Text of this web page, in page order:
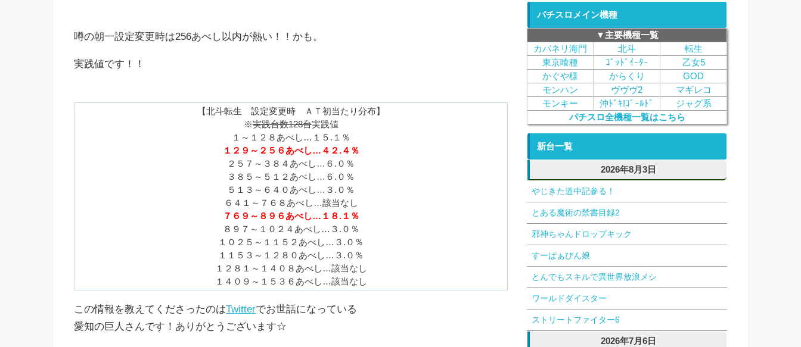
噂の朝一設定変更時は256あべし以内が熱い！！かも。
実践値です！！
【北斗転生 設定変更時 ＡＴ初当たり分布】
※実践台数128台実践値
１～１２８あべし…１５.１％
１２９～２５６あべし…４２.４％
２５７～３８４あべし…６.０％
３８５～５１２あべし…６.０％
５１３～６４０あべし…３.０％
６４１～７６８あべし…該当なし
７６９～８９６あべし…１８.１％
８９７～１０２４あべし…３.０％
１０２５～１１５２あべし…３.０％
１１５３～１２８０あべし…３.０％
１２８１～１４０８あべし…該当なし
１４０９～１５３６あべし…該当なし
この情報を教えてくださったのはTwitterでお世話になっている
愛知の巨人さんです！ありがとうございます☆
パチスロメイン機種
▼主要機種一覧
カバネリ海門
北斗
転生
東京喰種
ｺﾞｯﾄﾞｲｰﾀｰ
乙女5
かぐや様
からくり
GOD
モンハン
ヴヴヴ2
マギレコ
モンキー
沖ﾄﾞｷ!ｺﾞｰﾙﾄﾞ
ジャグ系
パチスロ全機種一覧はこちら
新台一覧
2026年8月3日
やじきた道中記参る！
とある魔術の禁書目録2
邪神ちゃんドロップキック
すーぱぁびん娘
とんでもスキルで異世界放浪メシ
ワールドダイスター
ストリートファイター6
2026年7月6日